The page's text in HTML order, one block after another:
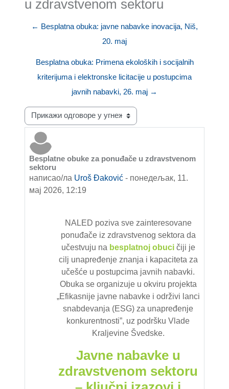
u zdravstvenom sektoru
← Besplatna obuka: javne nabavke inovacija, Niš,
20. maj
Besplatna obuka: Primena ekoloških i socijalnih
kriterijuma i elektronske licitacije u postupcima
javnih nabavki, 26. maj →
Начин приказивања
Besplatne obuke za ponuđače u zdravstvenom
sektoru
написао/ла Uroš Đaković - понедељак, 11.
мај 2026, 12:19
Број одговора: 0
NALED poziva sve zainteresovane
ponuđače iz zdravstvenog sektora da
učestvuju na besplatnoj obuci čiji je
cilj unapređenje znanja i kapaciteta za
učešće u postupcima javnih nabavki.
Obuka se organizuje u okviru projekta
„Efikasnije javne nabavke i održivi lanci
snabdevanja (ESG) za unapređenje
konkurentnosti”, uz podršku Vlade
Kraljevine Švedske.
Javne nabavke u
zdravstvenom sektoru